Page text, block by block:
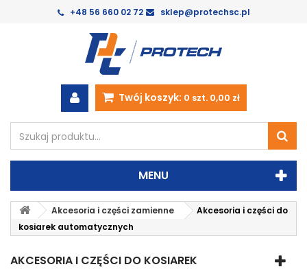
+48 56 660 02 72 sklep@protechsc.pl
Twój koszyk: 0 szt. 0,00 zł
MENU
Akcesoria i części zamienne
Akcesoria i części do
kosiarek automatycznych
AKCESORIA I CZĘŚCI DO KOSIAREK